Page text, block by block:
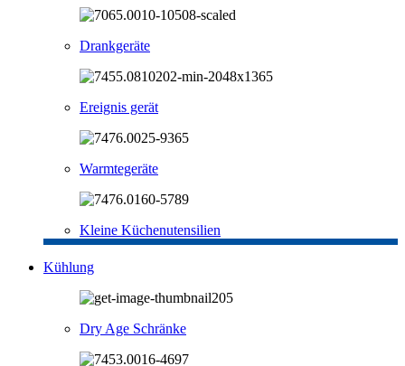
Drankgeräte
Ereignis gerät
Warmtegeräte
Kleine Küchenutensilien
Kühlung
Dry Age Schränke